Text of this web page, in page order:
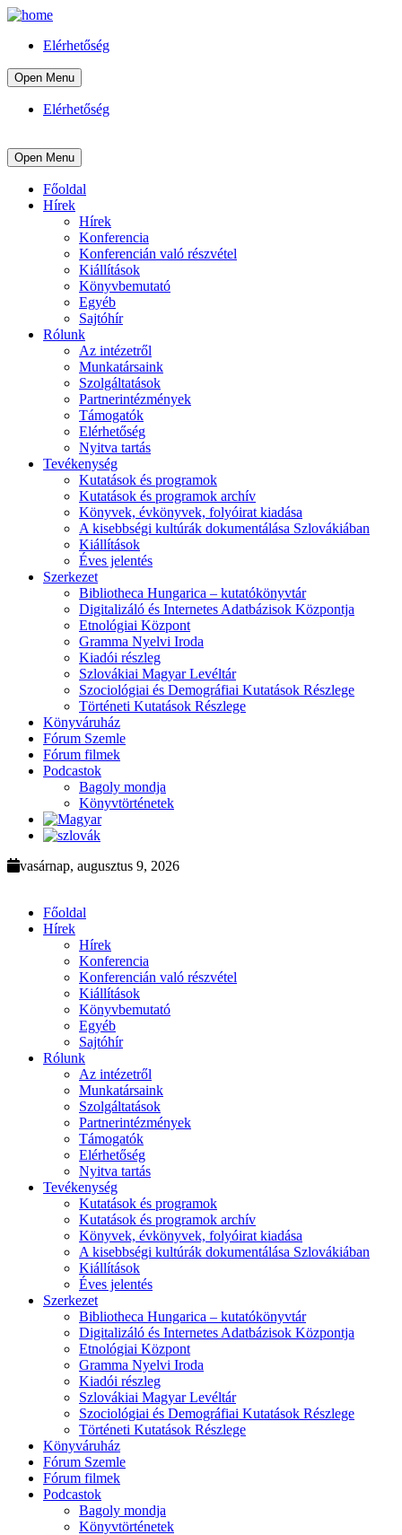
Elérhetőség
Open Menu
Elérhetőség
Open Menu
Főoldal
Hírek
Hírek
Konferencia
Konferencián való részvétel
Kiállítások
Könyvbemutató
Egyéb
Sajtóhír
Rólunk
Az intézetről
Munkatársaink
Szolgáltatások
Partnerintézmények
Támogatók
Elérhetőség
Nyitva tartás
Tevékenység
Kutatások és programok
Kutatások és programok archív
Könyvek, évkönyvek, folyóirat kiadása
A kisebbségi kultúrák dokumentálása Szlovákiában
Kiállítások
Éves jelentés
Szerkezet
Bibliotheca Hungarica – kutatókönyvtár
Digitalizáló és Internetes Adatbázisok Központja
Etnológiai Központ
Gramma Nyelvi Iroda
Kiadói részleg
Szlovákiai Magyar Levéltár
Szociológiai és Demográfiai Kutatások Részlege
Történeti Kutatások Részlege
Könyváruház
Fórum Szemle
Fórum filmek
Podcastok
Bagoly mondja
Könyvtörténetek
vasárnap, augusztus 9, 2026
Főoldal
Hírek
Hírek
Konferencia
Konferencián való részvétel
Kiállítások
Könyvbemutató
Egyéb
Sajtóhír
Rólunk
Az intézetről
Munkatársaink
Szolgáltatások
Partnerintézmények
Támogatók
Elérhetőség
Nyitva tartás
Tevékenység
Kutatások és programok
Kutatások és programok archív
Könyvek, évkönyvek, folyóirat kiadása
A kisebbségi kultúrák dokumentálása Szlovákiában
Kiállítások
Éves jelentés
Szerkezet
Bibliotheca Hungarica – kutatókönyvtár
Digitalizáló és Internetes Adatbázisok Központja
Etnológiai Központ
Gramma Nyelvi Iroda
Kiadói részleg
Szlovákiai Magyar Levéltár
Szociológiai és Demográfiai Kutatások Részlege
Történeti Kutatások Részlege
Könyváruház
Fórum Szemle
Fórum filmek
Podcastok
Bagoly mondja
Könyvtörténetek